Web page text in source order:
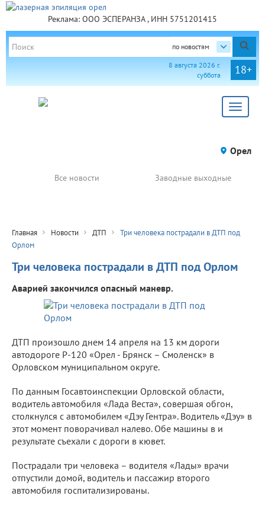
Реклама: ООО ЭСПЕРАНЗА , ИНН 5751201415
по новостям
18+
8 августа 2026 г.
суббота
Toggle
Орел
Все новости Заводные выходные
Главная Новости ДТП
Три человека пострадали в ДТП под
Орлом
Три человека пострадали в ДТП под Орлом
Аварией закончился опасный маневр.
ДТП произошло днем 14 апреля на 13 км дороги
автодороге Р-120 «Орел - Брянск – Смоленск» в
Орловском муниципальном округе.
По данным Госавтоинспекции Орловской области,
водитель автомобиля «Лада Веста», совершая обгон,
столкнулся с автомобилем «Дэу Гентра». Водитель «Дэу» в
этот момент поворачивал налево. Обе машины в и
результате съехали с дороги в кювет.
Пострадали три человека – водителя «Лады» врачи
отпустили домой, водитель и пассажир второго
автомобиля госпитализированы.